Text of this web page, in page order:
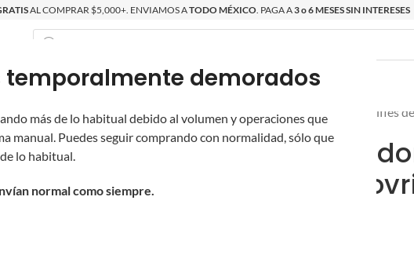
temporalmente demorados
más de lo habitual debido al volumen y operaciones que
manual. Puedes seguir comprando con normalidad, sólo que
lo habitual.
normal como siempre.
AL COMPRAR $5,000+. ENVIAMOS ATODO MÉXICO . PAGA A3 o 6 MESES SIN INTERESES
PRODUCTOS NUEVOSPROMOCIONES
Inicio Rifles
para